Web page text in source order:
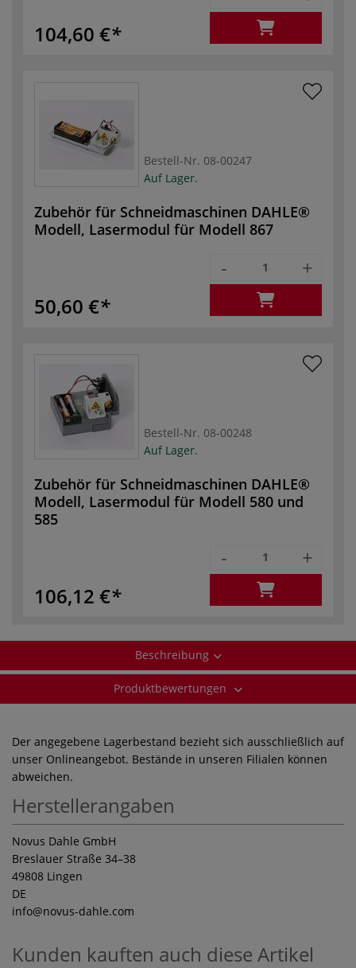
104,60 €
Bestell-Nr. 08-00247
Auf Lager.
Zubehör für Schneidmaschinen DAHLE®
Modell, Lasermodul für Modell 867
50,60 €
- +
Bestell-Nr. 08-00248
Auf Lager.
Zubehör für Schneidmaschinen DAHLE®
Modell, Lasermodul für Modell 580 und
585
106,12 €
- +
Beschreibung
Produktbewertungen
Der angegebene Lagerbestand bezieht sich ausschließlich auf
unser Onlineangebot. Bestände in unseren Filialen können
abweichen.
Herstellerangaben
Novus Dahle GmbH
Breslauer Straße 34–38
49808 Lingen
DE
info@novus-dahle.com
Kunden kauften auch diese Artikel